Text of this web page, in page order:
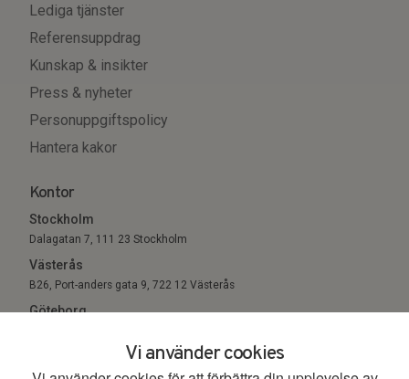
Vi använder cookies
Lediga tjänster
Referensuppdrag
Kunskap & insikter
Press & nyheter
Personuppgiftspolicy
Hantera kakor
Kontor
Stockholm
Dalagatan 7, 111 23 Stockholm
Västerås
B26, Port-anders gata 9, 722 12 Västerås
Göteborg